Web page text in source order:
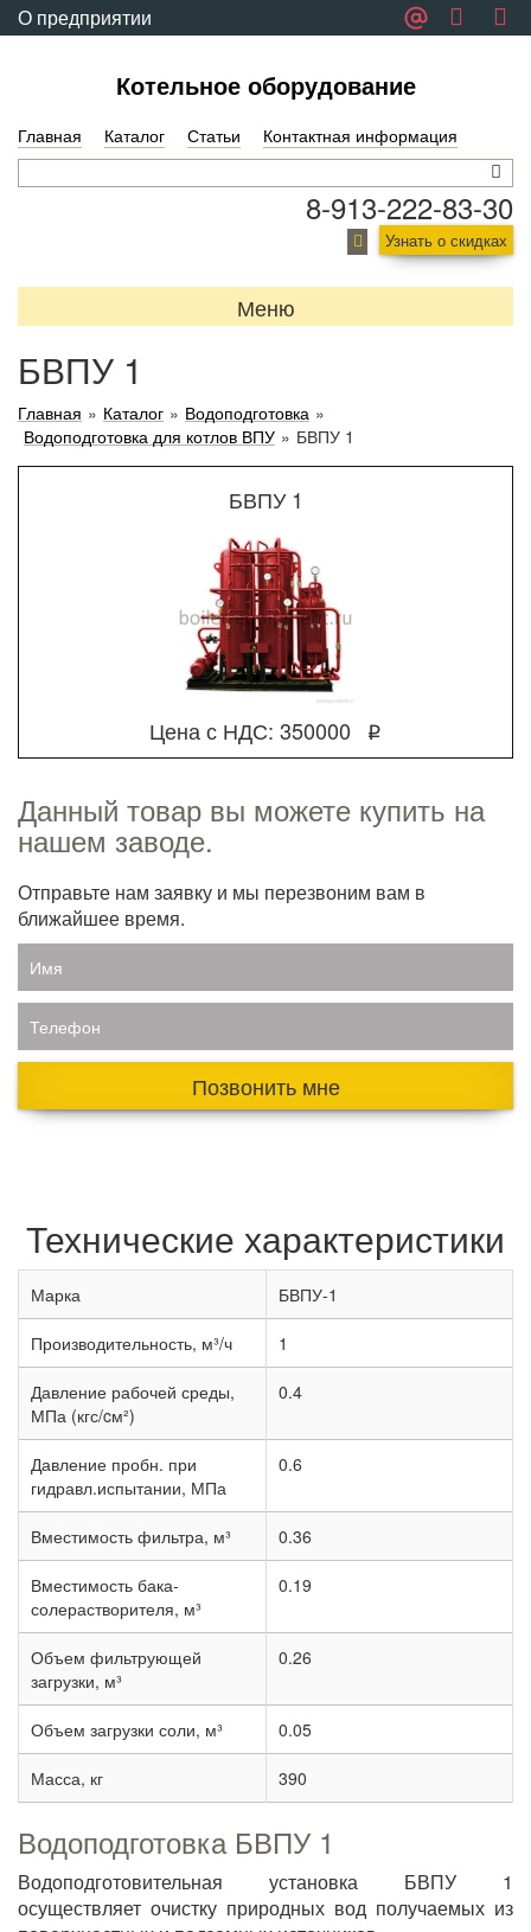
О предприятии
Котельное оборудование
Главная Каталог Статьи Контактная информация
8-913-222-83-30
Узнать о скидках
Меню
БВПУ 1
Главная » Каталог » Водоподготовка »
Водоподготовка для котлов ВПУ » БВПУ 1
БВПУ 1
Цена с НДС: 350000 q
Данный товар вы можете купить на
нашем заводе.
Отправьте нам заявку и мы перезвоним вам в
ближайшее время.
Имя
Телефон
Позвонить мне
Технические характеристики
Марка БВПУ-1
Производительность, м³/ч 1
Давление рабочей среды,
МПа (кгс/cм²)
0.4
Давление пробн. при
гидравл.испытании, МПа
0.6
Вместимость фильтра, м³ 0.36
Вместимость бака-
солерастворителя, м³
0.19
Объем фильтрующей
загрузки, м³
0.26
Объем загрузки соли, м³ 0.05
Масса, кг 390
Водоподготовка БВПУ 1
Водоподготовительная установка БВПУ 1
осуществляет очистку природных вод получаемых из